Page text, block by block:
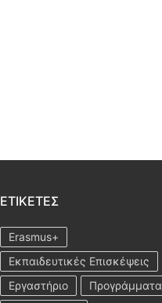
ΕΤΙΚΈΤΕΣ
Erasmus+
Εκπαιδευτικές Επισκέψεις
Εργαστήριο
Προγράμματα